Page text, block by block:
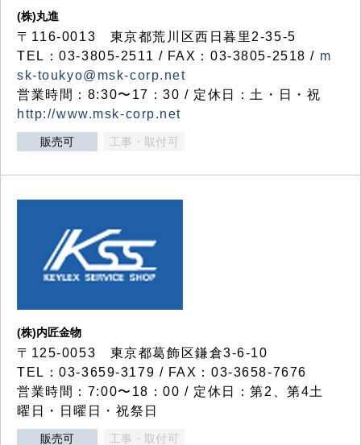
(株)丸進
〒116-0013 東京都荒川区西日暮里2-35-5
TEL：03-3805-2511 / FAX：03-3805-2518 / m
sk-toukyo@msk-corp.net
営業時間：8:30〜17：30 / 定休日：土・日・祝
http://www.msk-corp.net
販売可 工事・取付可
(株)内匠金物
〒125-0053 東京都葛飾区鎌倉3-6-10
TEL：03-3659-3179 / FAX：03-3658-7676
営業時間：7:00〜18：00 / 定休日：第2、第4土
曜日・日曜日・祝祭日
販売可 工事・取付可